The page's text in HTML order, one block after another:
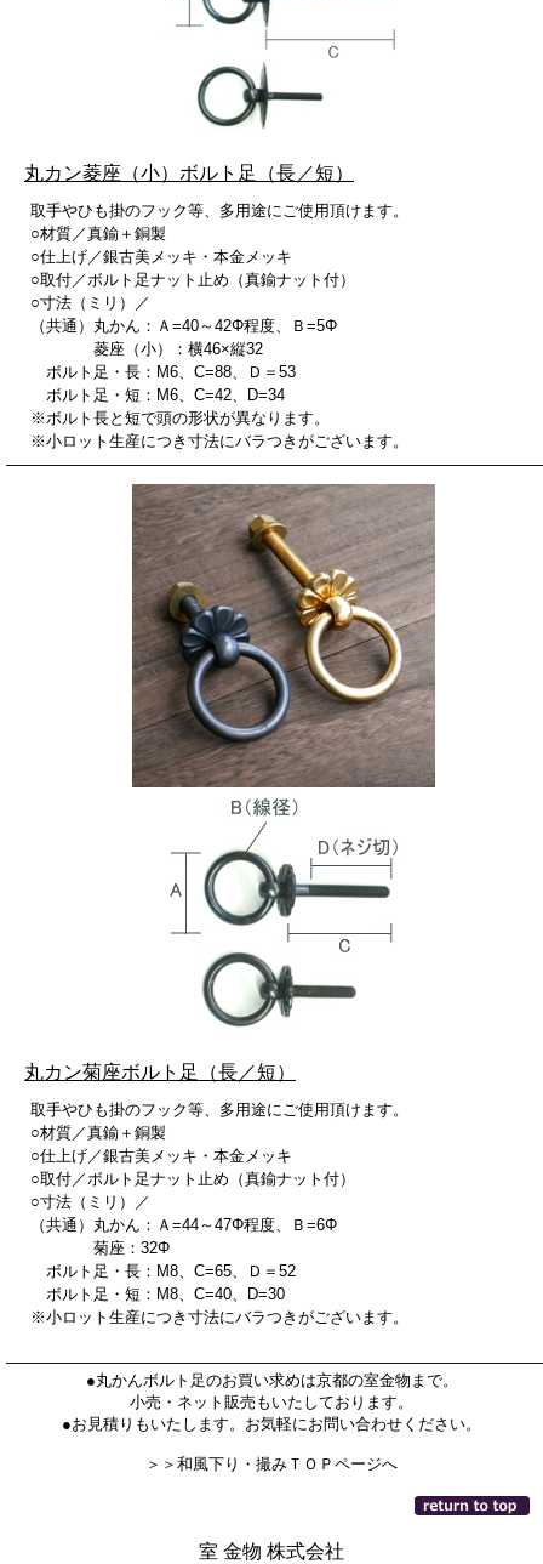
丸カン菱座（小）ボルト足（長／短）
取手やひも掛のフック等、多用途にご使用頂けます。
○材質／真鍮＋銅製
○仕上げ／銀古美メッキ・本金メッキ
○取付／ボルト足ナット止め（真鍮ナット付）
○寸法（ミリ）／
（共通）丸かん：Ａ=40～42Φ程度、Ｂ=5Φ
菱座（小）：横46×縦32
ボルト足・長：M6、C=88、Ｄ＝53
ボルト足・短：M6、C=42、D=34
※ボルト長と短で頭の形状が異なります。
※小ロット生産につき寸法にバラつきがございます。
丸カン菊座ボルト足（長／短）
取手やひも掛のフック等、多用途にご使用頂けます。
○材質／真鍮＋銅製
○仕上げ／銀古美メッキ・本金メッキ
○取付／ボルト足ナット止め（真鍮ナット付）
○寸法（ミリ）／
（共通）丸かん：Ａ=44～47Φ程度、Ｂ=6Φ
菊座：32Φ
ボルト足・長：M8、C=65、Ｄ＝52
ボルト足・短：M8、C=40、D=30
※小ロット生産につき寸法にバラつきがございます。
●丸かんボルト足のお買い求めは京都の室金物まで。
小売・ネット販売もいたしております。
●お見積りもいたします。お気軽にお問い合わせください。
＞＞和風下り・撮みＴＯＰページへ
室 金物 株式会社